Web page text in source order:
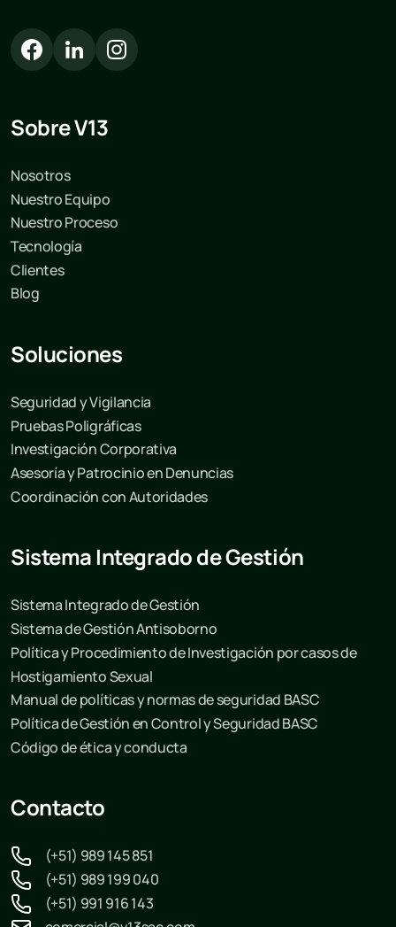
Sobre V13
Nosotros
Nuestro Equipo
Nuestro Proceso
Tecnología
Clientes
Blog
Soluciones
Seguridad y Vigilancia
Pruebas Poligráficas
Investigación Corporativa
Asesoría y Patrocinio en Denuncias
Coordinación con Autoridades
Sistema Integrado de Gestión
Sistema Integrado de Gestión
Sistema de Gestión Antisoborno
Política y Procedimiento de Investigación por casos de
Hostigamiento Sexual
Manual de políticas y normas de seguridad BASC
Política de Gestión en Control y Seguridad BASC
Código de ética y conducta
Contacto
(+51) 989 145 851
(+51) 989 199 040
(+51) 991 916 143